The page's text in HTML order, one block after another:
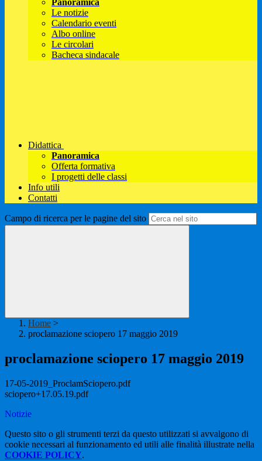
Panoramica
Le notizie
Calendario eventi
Albo online
Le circolari
Bacheca sindacale
Didattica
Panoramica
Offerta formativa
I progetti delle classi
Info utili
Contatti
Campo di ricerca per le pagine del sito
Home >
proclamazione sciopero 17 maggio 2019
proclamazione sciopero 17 maggio 2019
17-05-2019_ProclamSciopero.pdf
sciopero+17.05.19.pdf
Notizie
Questo sito o gli strumenti terzi da questo utilizzati si avvalgono di
cookie necessari al funzionamento ed utili alle finalità illustrate nella
COOKIE POLICY.